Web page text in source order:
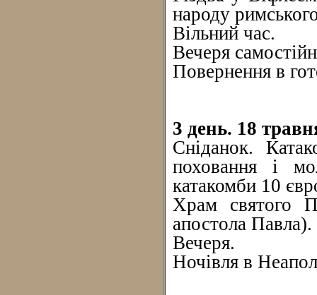
народу
Вільний час.
Вечеря
Повернення в
3 день. 18
Сніданок.
поховання і
катакомби 10
Храм святого
апостола
Вечеря.
Ночівля в